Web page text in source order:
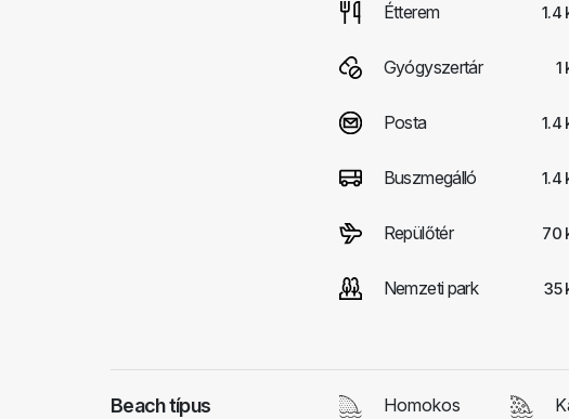
Étterem 1.4
Gyógyszertár 1
Posta 1.4
Buszmegálló 1.4
Repülőtér 70
Nemzeti park 35
Beach típus
Homokos